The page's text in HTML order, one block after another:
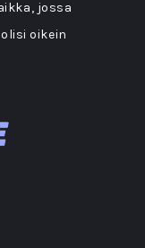
jossa
oikein